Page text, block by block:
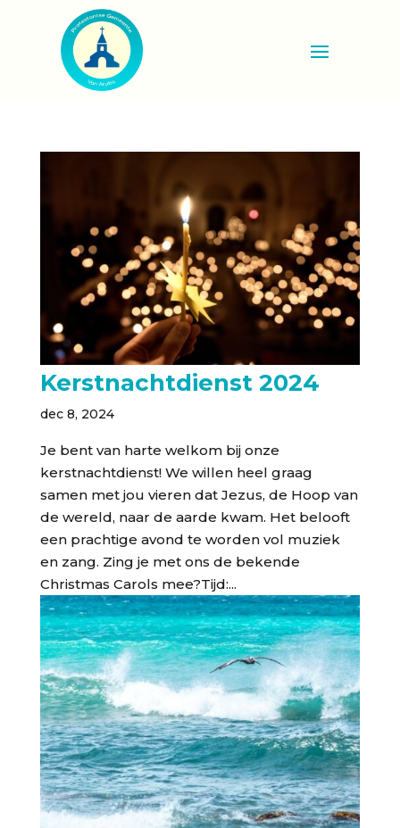
Kerstnachtdienst 2024
dec 8, 2024
Je bent van harte welkom bij onze
kerstnachtdienst! We willen heel graag
samen met jou vieren dat Jezus, de Hoop van
de wereld, naar de aarde kwam. Het belooft
een prachtige avond te worden vol muziek
en zang. Zing je met ons de bekende
Christmas Carols mee?Tijd:...